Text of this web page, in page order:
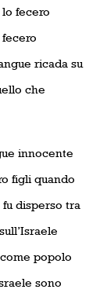
fecero
ricada su
che
innocente
figli quando
disperso tra
popolo
sono